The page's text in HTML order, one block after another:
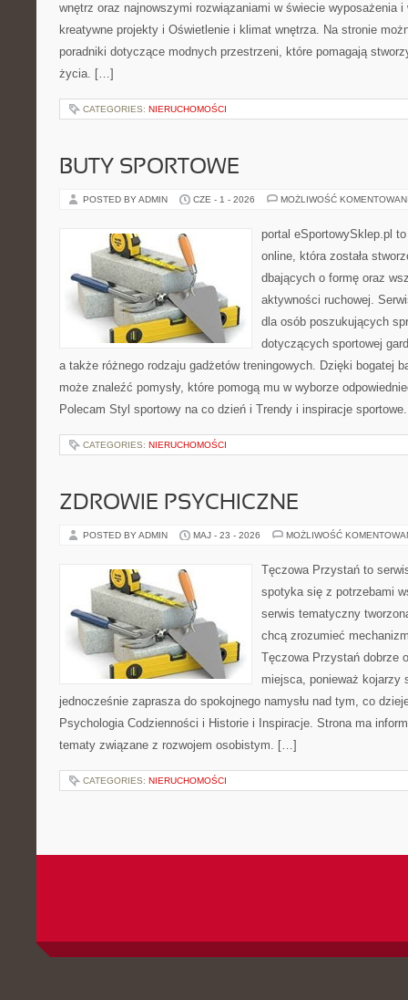
wnętrz oraz najnowszymi rozwiązaniami w świecie wyposażenia
kreatywne projekty i Oświetlenie i klimat wnętrza. Na stronie
poradniki dotyczące modnych przestrzeni, które pomagają
życia. […]
CATEGORIES: NIERUCHOMOŚCI
BUTY SPORTOWE
POSTED BY ADMIN CZE - 1 - 2026 MOŻLIWOŚĆ
portal eSportowySklep.pl
online, która została
dbających o formę oraz
aktywności ruchowej.
dla osób poszukujących
dotyczących sportowej
a także różnego rodzaju gadżetów treningowych. Dzięki bogatej
może znaleźć pomysły, które pomogą mu w wyborze
Polecam Styl sportowy na co dzień i Trendy i inspiracje
CATEGORIES: NIERUCHOMOŚCI
ZDROWIE PSYCHICZNE
POSTED BY ADMIN MAJ - 23 - 2026 MOŻLIWOŚĆ
Tęczowa Przystań to
spotyka się z potrzebami
serwis tematyczny
chcą zrozumieć
Tęczowa Przystań dobrze
miejsca, ponieważ kojarzy
jednocześnie zaprasza do spokojnego namysłu nad tym, co
Psychologia Codzienności i Historie i Inspiracje. Strona ma
tematy związane z rozwojem osobistym. […]
CATEGORIES: NIERUCHOMOŚCI